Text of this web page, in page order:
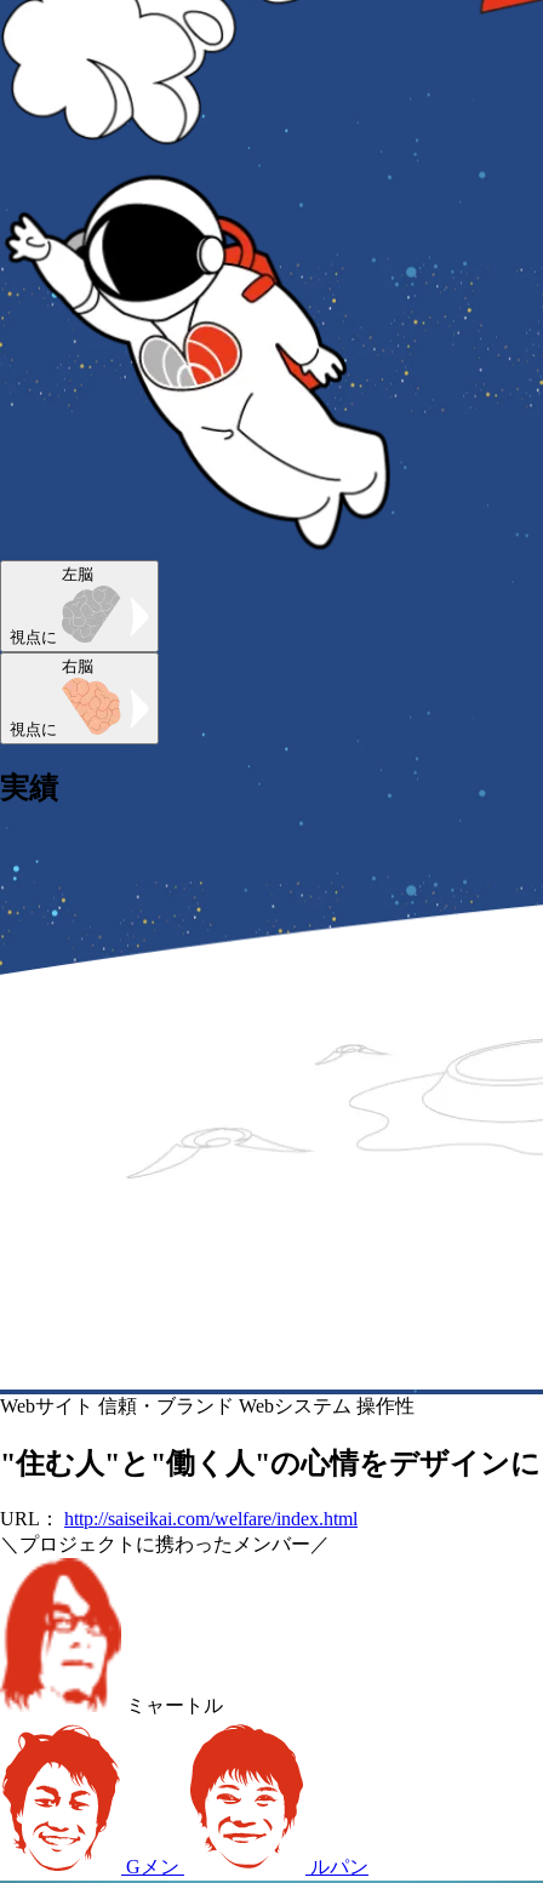
左脳
視点に
右脳
視点に
実績
Webサイト 信頼・ブランド Webシステム 操作性
"住む人"と"働く人"の心情をデザインに
URL：
http://saiseikai.com/welfare/index.html
＼プロジェクトに携わったメンバー／
ミャートル
Gメン ルパン